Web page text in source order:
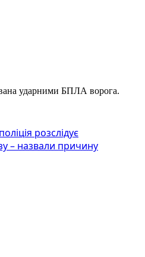
ударними БПЛА ворога.
розслідує
– назвали причину